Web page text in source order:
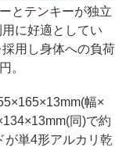
とテンキーが独立
に好適としてい
用し身体への負荷
。
幅×
同)で約
が単4形アルカリ乾